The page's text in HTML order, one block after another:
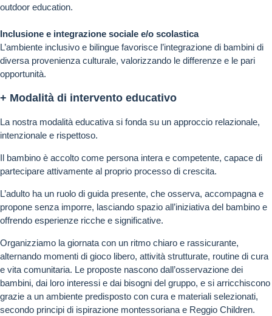
outdoor education.
Inclusione e integrazione sociale e/o scolastica
L’ambiente inclusivo e bilingue favorisce l’integrazione di bambini di
diversa provenienza culturale, valorizzando le differenze e le pari
opportunità.
+ Modalità di intervento educativo
La nostra modalità educativa si fonda su un approccio relazionale,
intenzionale e rispettoso.
Il bambino è accolto come persona intera e competente, capace di
partecipare attivamente al proprio processo di crescita.
L’adulto ha un ruolo di guida presente, che osserva, accompagna e
propone senza imporre, lasciando spazio all’iniziativa del bambino e
offrendo esperienze ricche e significative.
Organizziamo la giornata con un ritmo chiaro e rassicurante,
alternando momenti di gioco libero, attività strutturate, routine di cura
e vita comunitaria. Le proposte nascono dall’osservazione dei
bambini, dai loro interessi e dai bisogni del gruppo, e si arricchiscono
grazie a un ambiente predisposto con cura e materiali selezionati,
secondo principi di ispirazione montessoriana e Reggio Children.